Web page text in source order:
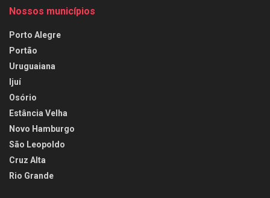
Nossos municípios
Porto Alegre
Portão
Uruguaiana
Ijuí
Osório
Estância Velha
Novo Hamburgo
São Leopoldo
Cruz Alta
Rio Grande